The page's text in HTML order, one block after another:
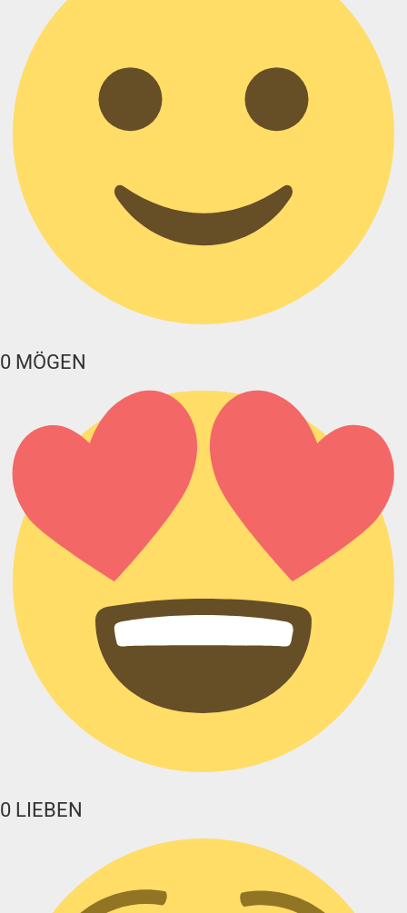
0 MÖGEN
0 LIEBEN